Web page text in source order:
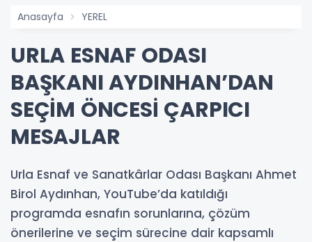
Anasayfa YEREL
URLA ESNAF ODASI
BAŞKANI AYDINHAN’DAN
SEÇİM ÖNCESİ ÇARPICI
MESAJLAR
Urla Esnaf ve Sanatkârlar Odası Başkanı Ahmet
Birol Aydınhan, YouTube’da katıldığı
programda esnafın sorunlarına, çözüm
önerilerine ve seçim sürecine dair kapsamlı